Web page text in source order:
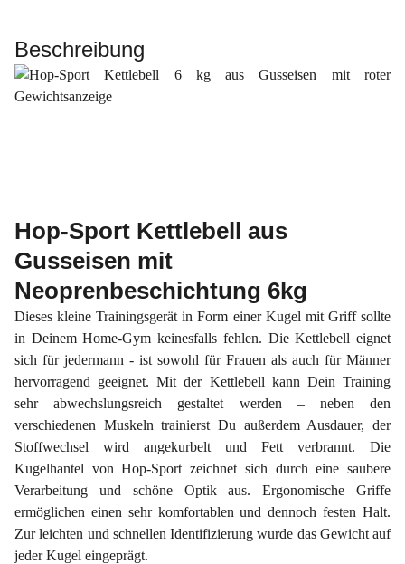
Beschreibung
Hop-Sport Kettlebell aus
Gusseisen mit
Neoprenbeschichtung 6kg
Dieses kleine Trainingsgerät in Form einer Kugel mit Griff sollte
in Deinem Home-Gym keinesfalls fehlen. Die Kettlebell eignet
sich für jedermann - ist sowohl für Frauen als auch für Männer
hervorragend geeignet. Mit der Kettlebell kann Dein Training
sehr abwechslungsreich gestaltet werden – neben den
verschiedenen Muskeln trainierst Du außerdem Ausdauer, der
Stoffwechsel wird angekurbelt und Fett verbrannt. Die
Kugelhantel von Hop-Sport zeichnet sich durch eine saubere
Verarbeitung und schöne Optik aus. Ergonomische Griffe
ermöglichen einen sehr komfortablen und dennoch festen Halt.
Zur leichten und schnellen Identifizierung wurde das Gewicht auf
jeder Kugel eingeprägt.